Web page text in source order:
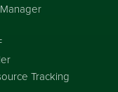
Tracking